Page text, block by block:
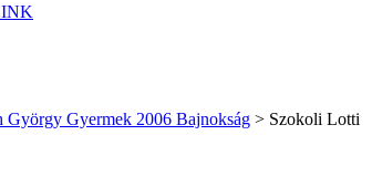
György Gyermek 2006 Bajnokság > Szokoli Lotti